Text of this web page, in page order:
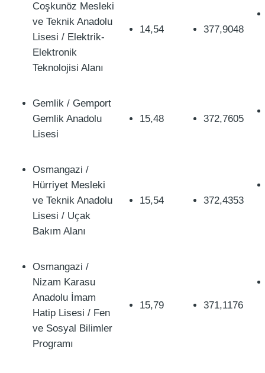
Coşkunöz Mesleki
ve Teknik Anadolu
Lisesi / Elektrik-
Elektronik
Teknolojisi Alanı
14,54 377,9048
Gemlik / Gemport
Gemlik Anadolu
Lisesi
15,48 372,7605
Osmangazi /
Hürriyet Mesleki
ve Teknik Anadolu
Lisesi / Uçak
Bakım Alanı
15,54 372,4353
Osmangazi /
Nizam Karasu
Anadolu İmam
Hatip Lisesi / Fen
ve Sosyal Bilimler
Programı
15,79 371,1176